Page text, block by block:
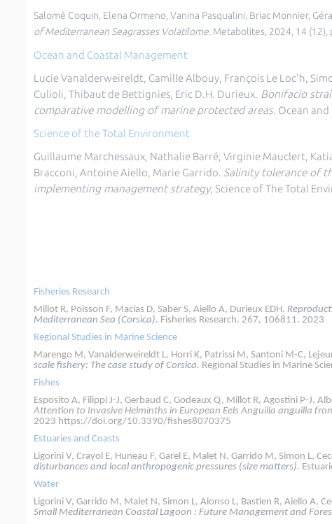
Salomé Coquin, Elena Ormeno, Vanina Pasqualini, Briac Monnier,
of Mediterranean Seagrasses Volatilome. Metabolites, 2024, 14 (12),
Ocean and Coastal Management
Lucie Vanalderweireldt, Camille Albouy, François Le Loc'h,
Culioli, Thibaut de Bettignies, Eric D.H. Durieux. Bonifacio
comparative modelling of marine protected areas. Ocean and
Science of the Total Environment
Guillaume Marchessaux, Nathalie Barré, Virginie Mauclert,
Bracconi, Antoine Aiello, Marie Garrido. Salinity tolerance of
implementing management strategy, Science of The Total
Fisheries Research
Millot R, Poisson F, Macías D, Saber S, Aiello A, Durieux EDH.
Mediterranean Sea (Corsica). Fisheries Research. 267, 106811. 2023
Regional Studies in Marine Science
Marengo M, Vanalderweireldt L, Horri K, Patrissi M, Santoni M-C,
scale fishery: The case study of Corsica. Regional Studies in Marine
Fishes
Esposito A, Filippi J-J, Gerbaud C, Godeaux Q, Millot R, Agostini P-J,
Attention to Invasive Helminths in European Eels Anguilla anguilla
2023 https://doi.org/10.3390/fishes8070375
Estuaries and Coasts
Ligorini V, Crayol E, Huneau F, Garel E, Malet N, Garrido M, Simon L,
disturbances and local anthropogenic pressures (size matters).
Water
Ligorini V, Garrido M, Malet N, Simon L, Alonso L, Bastien R, Aiello A,
Small Mediterranean Coastal Lagoon : Future Management and